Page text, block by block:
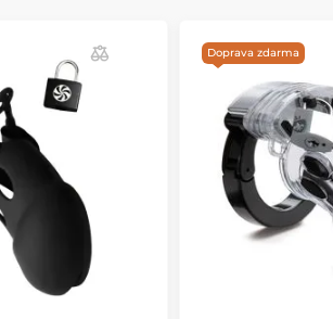
Doprava zdarma